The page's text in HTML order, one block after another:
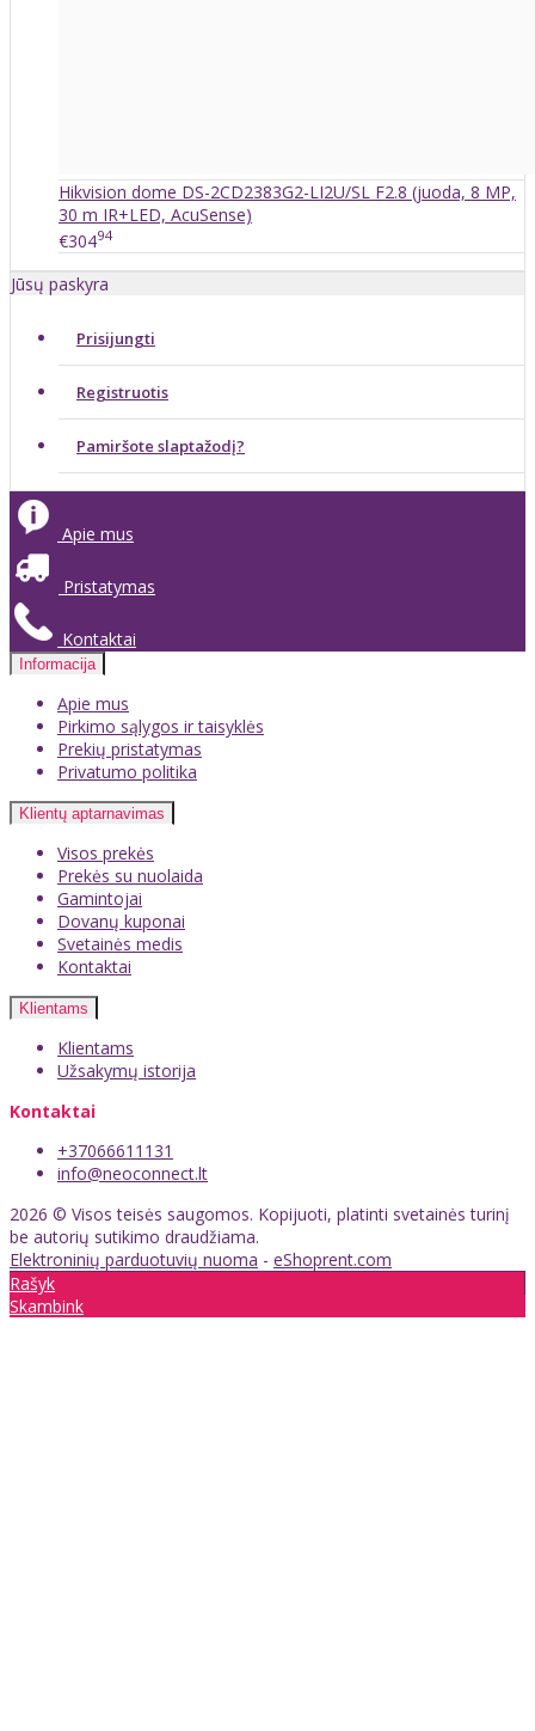
Hikvision dome DS-2CD2383G2-LI2U/SL F2.8 (juoda, 8 MP,
30 m IR+LED, AcuSense)
€30494
Jūsų paskyra
Prisijungti
Registruotis
Pamiršote slaptažodį?
Apie mus
Pristatymas
Kontaktai
Informacija
Apie mus
Pirkimo sąlygos ir taisyklės
Prekių pristatymas
Privatumo politika
Klientų aptarnavimas
Visos prekės
Prekės su nuolaida
Gamintojai
Dovanų kuponai
Svetainės medis
Kontaktai
Klientams
Klientams
Užsakymų istorija
Kontaktai
+37066611131
info@neoconnect.lt
2026 © Visos teisės saugomos. Kopijuoti, platinti svetainės turinį
be autorių sutikimo draudžiama.
Elektroninių parduotuvių nuoma - eShoprent.com
Rašyk
Skambink